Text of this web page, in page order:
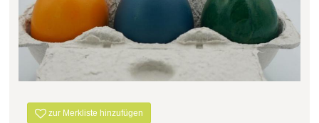
Detail
Weinkellerei Stift
Kremsmünster
Detail
KATEGORIE
zur Merkliste hinzufügen